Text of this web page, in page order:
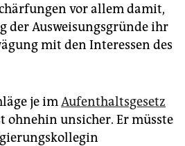
vor allem damit,
der Ausweisungsgründe ihr
mit den Interessen des
je imAufenthaltsgesetz
ohnehin unsicher. Er müsste